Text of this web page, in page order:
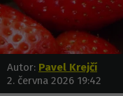
Autor: Pavel Krejčí
2. června 2026 19:42